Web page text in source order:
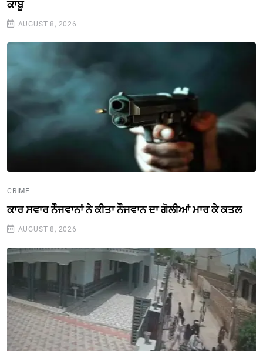
ਕਾਬੂ
AUGUST 8, 2026
CRIME
ਕਾਰ ਸਵਾਰ ਨੌਜਵਾਨਾਂ ਨੇ ਕੀਤਾ ਨੌਜਵਾਨ ਦਾ ਗੋਲੀਆਂ ਮਾਰ ਕੇ ਕਤਲ
AUGUST 8, 2026